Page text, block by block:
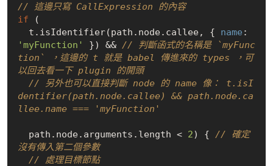
// 這邊只寫 CallExpression 的內容
if (
  t.isIdentifier(path.node.callee, {
name
'myFunction'
}) && // 判斷函式的名稱是 `myFunc
tion` ，這邊的 t 就是 babel 傳進來的 types ，可
以回去看一下 plugin 的開頭
// 另外也可以直接判斷 node 的 name 像： t.isI
dentifier(path.node.callee) && path.node.ca
llee.name === 'myFunction'
  path.node.arguments.length <
2) { // 確定
沒有傳入第二個參數
// 處理目標節點